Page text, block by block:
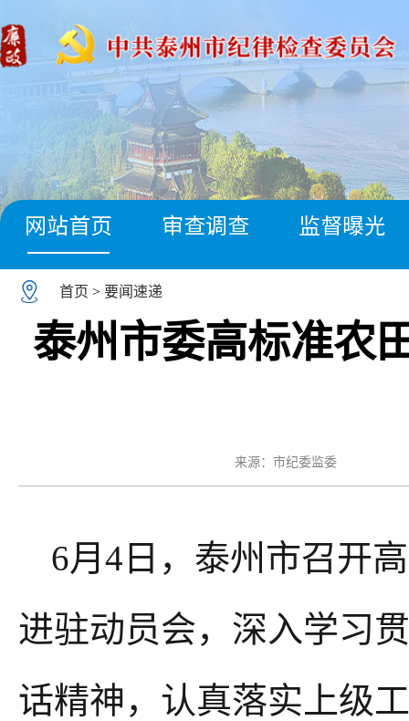
网站首页 审查调查 监督曝光
首页 > 要闻速递
泰州市委高标准农
来源：市纪委监委
6月4日，泰州市召开
进驻动员会，深入学习
话精神，认真落实上级